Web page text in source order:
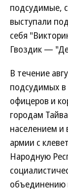
подсудимые,
выступали
себя
Гвоздик —
В течение
подсудимых
офицеров и
городам
населением
армии с
Народную
объединению